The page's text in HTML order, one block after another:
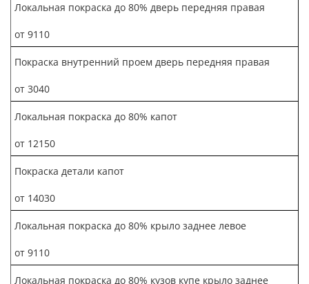
Локальная покраска до 80% дверь передняя правая
от 9110
Покраска внутренний проем дверь передняя правая
от 3040
Локальная покраска до 80% капот
от 12150
Покраска детали капот
от 14030
Локальная покраска до 80% крыло заднее левое
от 9110
Локальная покраска до 80% кузов купе крыло заднее